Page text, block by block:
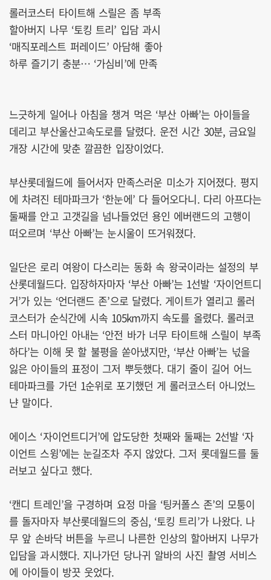
롤러코스터 타이트해 스릴은 좀 부족
할아버지 나무 ‘토킹 트리’ 입담 과시
‘매직포레스트 퍼레이드’ 아담해 좋아
하루 즐기기 충분… ‘가심비’에 만족
느긋하게 일어나 아침을 챙겨 먹은 ‘부산 아빠’는 아이들을
데리고 부산울산고속도로를 달렸다. 운전 시간 30분, 금요일
개장 시간에 맞춘 깔끔한 입장이었다.
부산롯데월드에 들어서자 만족스러운 미소가 지어졌다. 평지
에 차려진 테마파크가 ‘한눈에’ 다 들어오다니. 다리 아프다는
둘째를 안고 고갯길을 넘나들었던 용인 에버랜드의 고행이
떠오르며 ‘부산 아빠’는 눈시울이 뜨거워졌다.
일단은 로리 여왕이 다스리는 동화 속 왕국이라는 설정의 부
산롯데월드다. 입장하자마자 ‘부산 아빠’는 1선발 ‘자이언트디
거’가 있는 ‘언더랜드 존’으로 달렸다. 게이트가 열리고 롤러
코스터가 순식간에 시속 105km까지 속도를 올렸다. 롤러코
스터 마니아인 아내는 ‘안전 바가 너무 타이트해 스릴이 부족
하다’는 이해 못 할 불평을 쏟아냈지만, ‘부산 아빠’는 넋을
잃은 아이들의 표정이 그저 뿌듯했다. 대기 줄이 길어 어느
테마파크를 가던 1순위로 포기했던 게 롤러코스터 아니었느
냔 말이다.
에이스 ‘자이언트디거’에 압도당한 첫째와 둘째는 2선발 ‘자
이언트 스윙’에는 눈길조차 주지 않았다. 그저 롯데월드를 둘
러보고 싶다고 했다.
‘캔디 트레인’을 구경하며 요정 마을 ‘팅커폴스 존’의 모퉁이
를 돌자마자 부산롯데월드의 중심, ‘토킹 트리’가 나왔다. 나
무 앞 손바닥 버튼을 누르니 나른한 인상의 할아버지 나무가
입담을 과시했다. 지나가던 당나귀 알바의 사진 촬영 서비스
에 아이들이 방끗 웃었다.